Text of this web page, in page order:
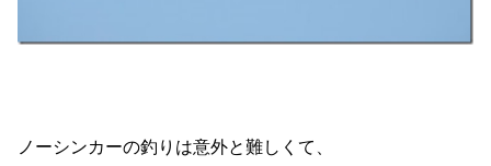
ノーシンカーの釣りは意外と難しくて、